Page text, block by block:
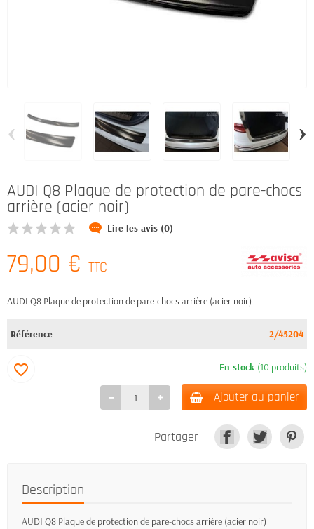
‹ ›
AUDI Q8 Plaque de protection de pare-chocs
arrière (acier noir)
Lire les avis (0)
79,00 € TTC
AUDI Q8 Plaque de protection de pare-chocs arrière (acier noir)
Référence 2/45204
En stock (10 produits)
Ajouter au panier
favorite_border
Partager
Description
AUDI Q8 Plaque de protection de pare-chocs arrière (acier noir)